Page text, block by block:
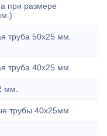
при размере
труба 50х25 мм.
труба 40х25 мм.
мм.
трубы 40х25мм